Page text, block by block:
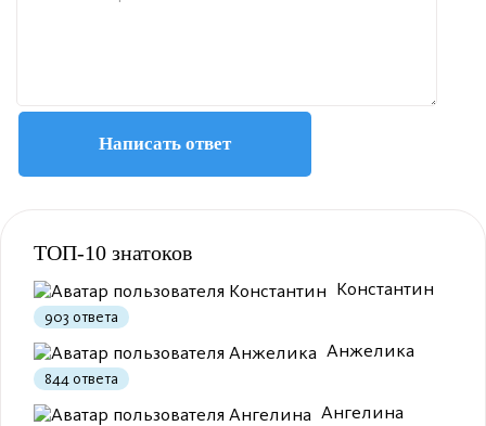
Написать ответ
ТОП-10 знатоков
Константин
903 ответа
Анжелика
844 ответа
Ангелина